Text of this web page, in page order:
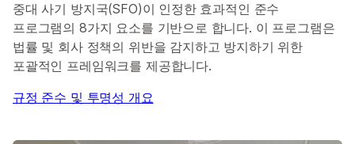
중대 사기 방지국(SFO)이 인정한 효과적인 준수
프로그램의 8가지 요소를 기반으로 합니다. 이 프로그램은
법률 및 회사 정책의 위반을 감지하고 방지하기 위한
포괄적인 프레임워크를 제공합니다.
규정 준수 및 투명성 개요